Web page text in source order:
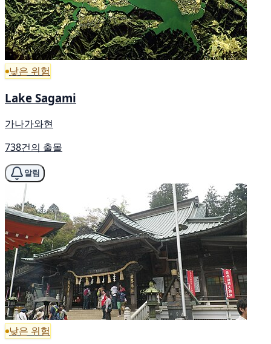
낮은 위험
Lake Sagami
가나가와현
738건의 출몰
알림
낮은 위험